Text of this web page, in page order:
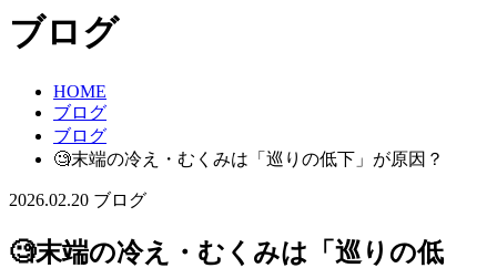
ブログ
HOME
ブログ
ブログ
🧐末端の冷え・むくみは「巡りの低下」が原因？
2026.02.20 ブログ
🧐末端の冷え・むくみは「巡りの低